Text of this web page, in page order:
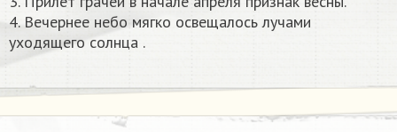
4. Вечернее небо мягко освещалось лучами
уходящего солнца .